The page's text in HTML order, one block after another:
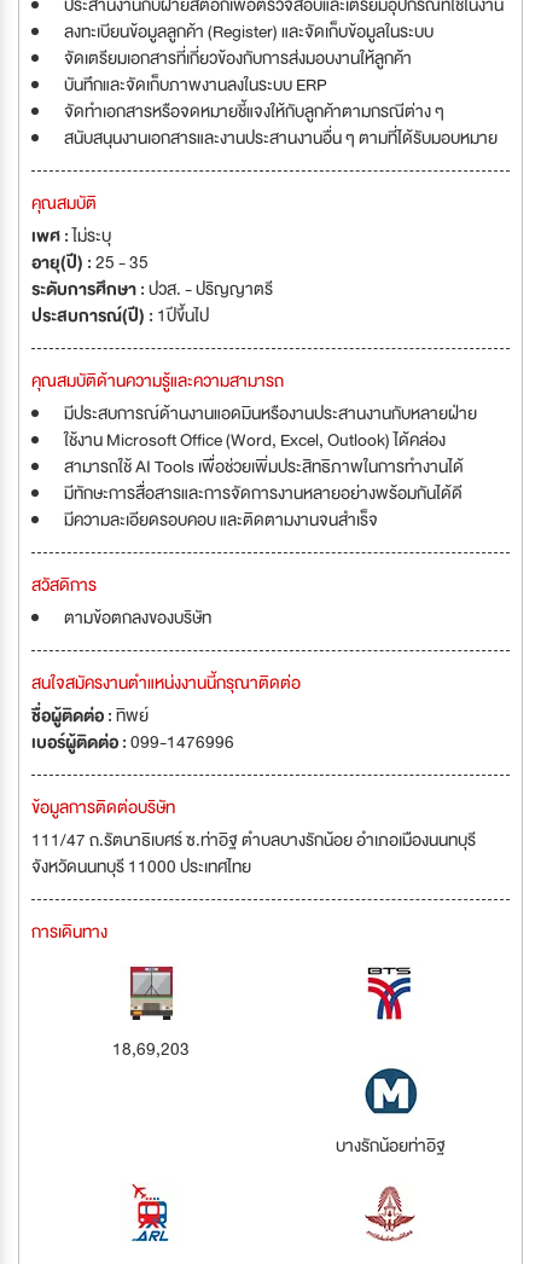
ลงทะเบียนข้อมูลลูกค้า (Register) และจัดเก็บข้อมูลในระบบ
จัดเตรียมเอกสารที่เกี่ยวข้องกับการส่งมอบงานให้ลูกค้า
บันทึกและจัดเก็บภาพงานลงในระบบ ERP
จัดทำเอกสารหรือจดหมายชี้แจงให้กับลูกค้าตามกรณีต่าง ๆ
สนับสนุนงานเอกสารและงานประสานงานอื่น ๆ ตามที่ได้รับมอบหมาย
คุณสมบัติ
เพศ :ไม่ระบุ
อายุ(ปี) :25 - 35
ระดับการศึกษา :ปวส. - ปริญญาตรี
ประสบการณ์(ปี) : 1ปีขึ้นไป
คุณสมบัติด้านความรู้และความสามารถ
มีประสบการณ์ด้านงานแอดมินหรืองานประสานงานกับหลายฝ่าย
ใช้งาน Microsoft Office (Word, Excel, Outlook) ได้คล่อง
สามารถใช้ AI Tools เพื่อช่วยเพิ่มประสิทธิภาพในการทำงานได้
มีทักษะการสื่อสารและการจัดการงานหลายอย่างพร้อมกันได้ดี
มีความละเอียดรอบคอบ และติดตามงานจนสำเร็จ
สวัสดิการ
ตามข้อตกลงของบริษัท
สนใจสมัครงานตำแหน่งงานนี้กรุณาติดต่อ
ชื่อผู้ติดต่อ :ทิพย์
เบอร์ผู้ติดต่อ :099-1476996
ข้อมูลการติดต่อบริษัท
111/47 ถ.รัตนาธิเบศร์ ซ.ท่าอิฐ ตำบลบางรักน้อย อำเภอเมืองนนทบุรี
จังหวัดนนทบุรี 11000 ประเทศไทย
การเดินทาง
18,69,203
บางรักน้อยท่าอิฐ